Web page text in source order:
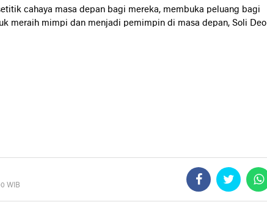
cahaya masa depan bagi mereka, membuka peluang bagi
meraih mimpi dan menjadi pemimpin di masa depan, Soli Deo
WIB